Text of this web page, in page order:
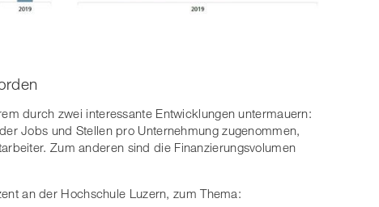
durch zwei interessante Entwicklungen untermauern:
Jobs und Stellen pro Unternehmung zugenommen,
Zum anderen sind die Finanzierungsvolumen
an der Hochschule Luzern, zum Thema: